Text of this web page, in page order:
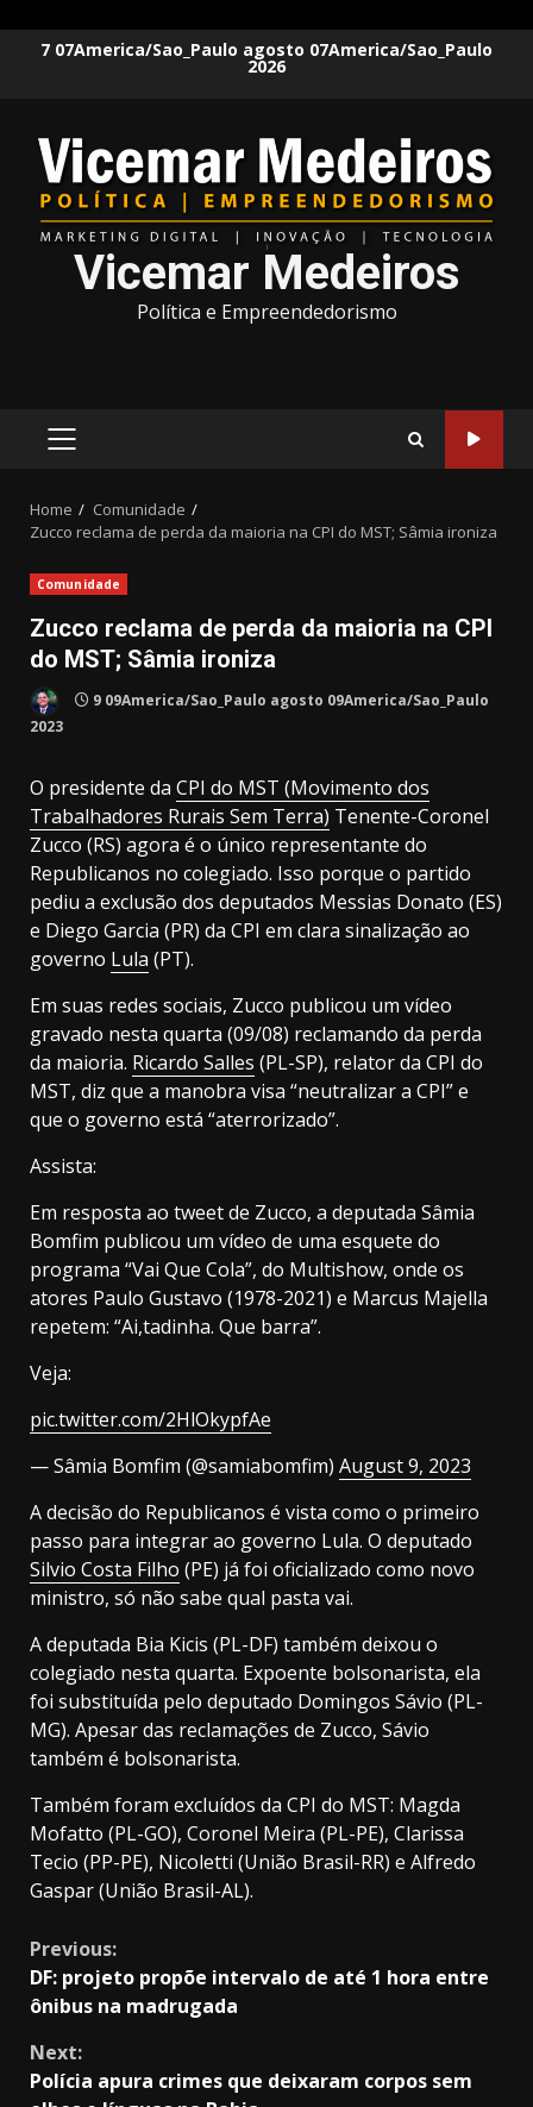
7 07America/Sao_Paulo agosto 07America/Sao_Paulo
2026
Vicemar Medeiros
Política e Empreendedorismo
PRIMARY
Home
Comunidade
Zucco reclama de perda da maioria na CPI do MST; Sâmia ironiza
Comunidade
Zucco reclama de perda da maioria na CPI
do MST; Sâmia ironiza
9 09America/Sao_Paulo agosto 09America/Sao_Paulo
2023
O presidente da CPI do MST (Movimento dos
Trabalhadores Rurais Sem Terra) Tenente-Coronel
Zucco (RS) agora é o único representante do
Republicanos no colegiado. Isso porque o partido
pediu a exclusão dos deputados Messias Donato (ES)
e Diego Garcia (PR) da CPI em clara sinalização ao
governo Lula (PT).
Em suas redes sociais, Zucco publicou um vídeo
gravado nesta quarta (09/08) reclamando da perda
da maioria. Ricardo Salles (PL-SP), relator da CPI do
MST, diz que a manobra visa “neutralizar a CPI” e
que o governo está “aterrorizado”.
Assista:
Em resposta ao tweet de Zucco, a deputada Sâmia
Bomfim publicou um vídeo de uma esquete do
programa “Vai Que Cola”, do Multishow, onde os
atores Paulo Gustavo (1978-2021) e Marcus Majella
repetem: “Ai,tadinha. Que barra”.
Veja:
pic.twitter.com/2HlOkypfAe
— Sâmia Bomfim (@samiabomfim) August 9, 2023
A decisão do Republicanos é vista como o primeiro
passo para integrar ao governo Lula. O deputado
Silvio Costa Filho (PE) já foi oficializado como novo
ministro, só não sabe qual pasta vai.
A deputada Bia Kicis (PL-DF) também deixou o
colegiado nesta quarta. Expoente bolsonarista, ela
foi substituída pelo deputado Domingos Sávio (PL-
MG). Apesar das reclamações de Zucco, Sávio
também é bolsonarista.
Também foram excluídos da CPI do MST: Magda
Mofatto (PL-GO), Coronel Meira (PL-PE), Clarissa
Tecio (PP-PE), Nicoletti (União Brasil-RR) e Alfredo
Gaspar (União Brasil-AL).
Continue
Reading
Previous:
DF: projeto propõe intervalo de até 1 hora entre
ônibus na madrugada
Next:
Polícia apura crimes que deixaram corpos sem